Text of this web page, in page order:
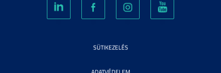
SÜTIKEZELÉS